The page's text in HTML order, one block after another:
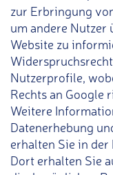
zur Erbringung
um andere
Website zu
Nutzerprofile,
Rechts an Google
Weitere
Datenerhebung
erhalten Sie in
Dort erhalten Sie